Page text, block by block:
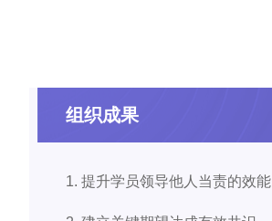
组织成果
1. 提升学员领导他人当责的效能